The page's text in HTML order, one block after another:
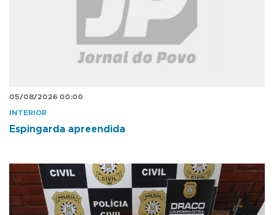
05/08/2026 00:00
INTERIOR
Espingarda apreendida